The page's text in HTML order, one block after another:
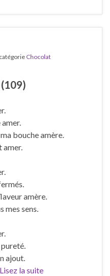
Chocolat
amer.
bouche amère.
amer.
amère.
mes sens.
pureté.
ajout.
Lisez la suite